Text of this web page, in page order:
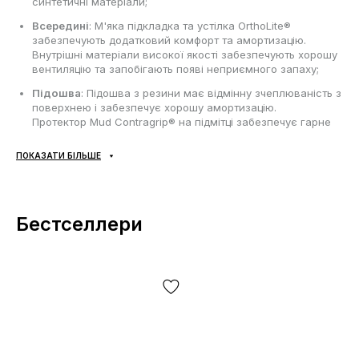
Всередині: М'яка підкладка та устілка OrthoLite®
забезпечують додатковий комфорт та амортизацію.
Внутрішні матеріали високої якості забезпечують хорошу
вентиляцію та запобігають появі неприємного запаху;
Підошва: Підошва з резини має відмінну зчеплюваність з
поверхнею і забезпечує хорошу амортизацію.
Протектор Mud Contragrip® на підмітці забезпечує гарне
Сезонність: може використовуватись протягом всього
огляду та примірки товару на відділенні пошти. Вартість
ПОКАЗАТИ БІЛЬШЕ
Бестселлери